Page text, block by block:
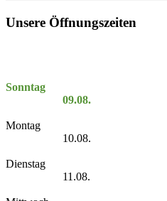
Unsere Öffnungszeiten
Sonntag
09.08.
Montag
10.08.
Dienstag
11.08.